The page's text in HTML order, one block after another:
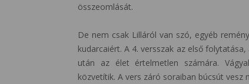
összeomlását.
De nem csak Lilláról van szó, egyéb
kudarcaiért. A 4. versszak az első
után az élet értelmetlen számára.
közvetítik. A vers záró soraiban búcsút